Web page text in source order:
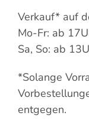
Verkauf* auf
Mo-Fr: ab
Sa, So: ab
*Solange
entgegen.